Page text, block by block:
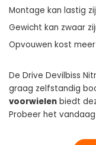
Montage kan lastig
Gewicht kan zwaar
Opvouwen kost
De Drive Devilbiss
graag zelfstandig
voorwielen biedt
Probeer het